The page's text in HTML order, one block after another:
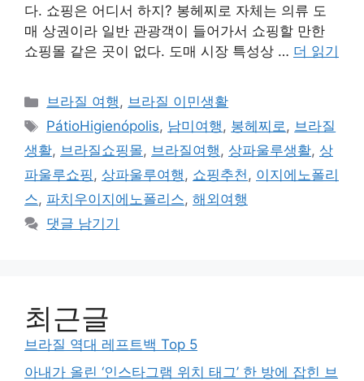
다. 쇼핑은 어디서 하지? 봉헤찌로 자체는 의류 도
매 상권이라 일반 관광객이 들어가서 쇼핑할 만한
쇼핑몰 같은 곳이 없다. 도매 시장 특성상 … 더 읽기
카
테
리
브라질 여행, 브라질 이민생활
태
그
PátioHigienópolis, 남미여행, 봉헤찌로, 브라질
생활, 브라질쇼핑몰, 브라질여행, 상파울루생활, 상
파울루쇼핑, 상파울루여행, 쇼핑추천, 이지에노폴리
스, 파치우이지에노폴리스, 해외여행
댓글 남기기
최근글
브라질 역대 레프트백 Top 5
아내가 올린 ‘인스타그램 위치 태그’ 한 방에 잡힌 브